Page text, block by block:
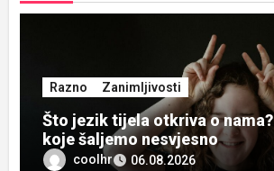
Razno Zanimljivosti
Što jezik tijela otkriva o
koje šaljemo nesvjesno
coolhr 06.08.2026